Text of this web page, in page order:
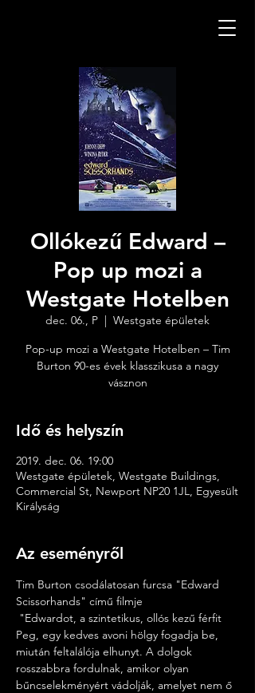
Ollókezű Edward –
Pop up mozi a
Westgate Hotelben
dec. 06., P
  |
Westgate épületek
Pop-up mozi a Westgate Hotelben – Tim
Burton 90-es évek klasszikusa a nagy
vásznon
Idő és helyszín
2019. dec. 06. 19:00
Westgate épületek, Westgate Buildings,
Commercial St, Newport NP20 1JL, Egyesült
Királyság
Az eseményről
Tim Burton csodálatosan furcsa "Edward
Scissorhands" című filmje
Peg, egy kedves avoni hölgy fogadja be,
miután feltalálója elhunyt. A dolgok
rosszabbra fordulnak, amikor olyan
bűncselekményért vádolják, amelyet nem ő